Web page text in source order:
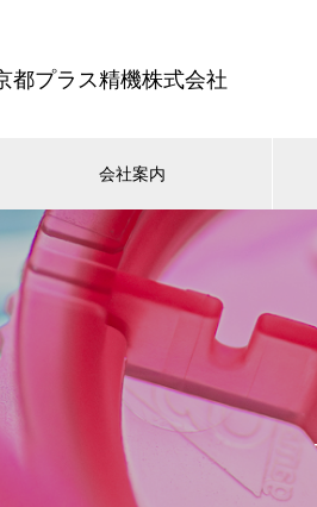
都プラス精機株式会社
会社案内